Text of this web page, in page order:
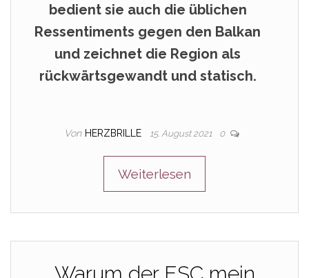
bedient sie auch die üblichen
Ressentiments gegen den Balkan
und zeichnet die Region als
rückwärtsgewandt und statisch.
Von HERZBRILLE 15. August 2021 0
Weiterlesen